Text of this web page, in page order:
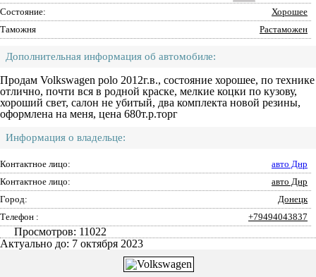
Состояние:
Хорошее
Таможня
Растаможен
Дополнительная информация об автомобиле:
Продам Volkswagen polo 2012г.в., состояние хорошее, по технике
отлично, почти вся в родной краске, мелкие коцки по кузову,
хороший свет, салон не убитый, два комплекта новой резины,
оформлена на меня, цена 680т.р.торг
Информация о владельце:
Контактное лицо:
авто Днр
Контактное лицо:
авто Днр
Город:
Донецк
Телефон :
+79494043837
Просмотров: 11022
Актуально до: 7 октября 2023